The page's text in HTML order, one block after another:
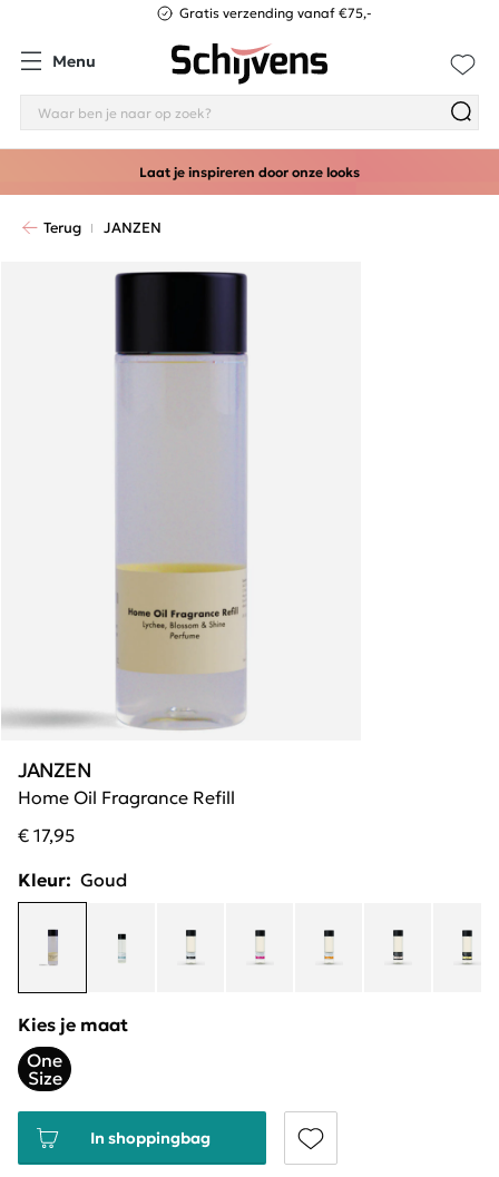
Gratis verzending vanaf €75,-
Menu
Laat je inspireren door onze looks
Terug JANZEN
Home Oil Fragrance Refill
JANZEN
€ 17,95
Kleur: Goud
Kies je maat
One
Size
In shoppingbag